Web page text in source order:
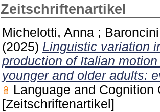
Zeitschriftenartikel
Michelotti, Anna ;
(2025) Linguistic variation
production of Italian
younger and older adults:
Language and
[Zeitschriftenartikel]